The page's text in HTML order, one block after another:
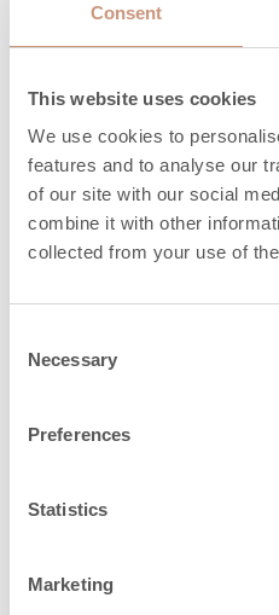
Consent
This website uses cookies
We use cookies to
features and to analyse our
of our site with our social
combine it with other
collected from your use of
Selection
Necessary
Preferences
Statistics
Marketing